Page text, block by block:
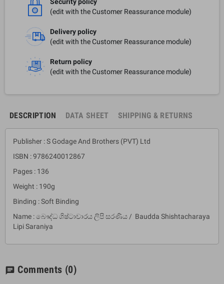
(edit with the Customer Reassurance module)
Delivery policy
(edit with the Customer Reassurance module)
Return policy
(edit with the Customer Reassurance module)
DESCRIPTION DATA SHEET SHIPPING & RETURNS
Publisher : S Godage And Brothers (PVT) Ltd
ISBN : 9786240012867
Pages : 136
Weight : 190g
Binding : Soft Binding
Name : බෞද්ධ ශිෂ්ටාචාරය ලිපි සරණිය / Baudda Shishtacharaya
Lipi Saraniya
chat Comments (0)